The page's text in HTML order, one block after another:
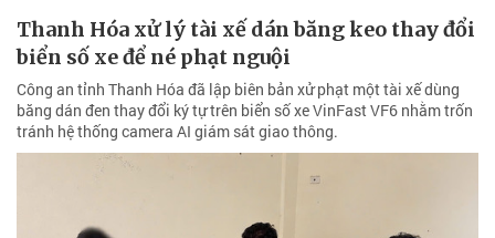
Thanh Hóa xử lý tài xế dán băng keo thay đổi
biển số xe để né phạt nguội
Công an tỉnh Thanh Hóa đã lập biên bản xử phạt một tài xế dùng
băng dán đen thay đổi ký tự trên biển số xe VinFast VF6 nhằm trốn
tránh hệ thống camera AI giám sát giao thông.